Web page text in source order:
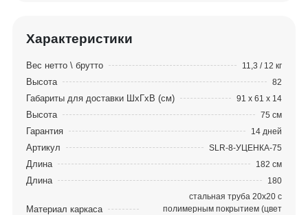
Характеристики
Вес нетто \ брутто 11,3 / 12 кг
Высота 82
Габариты для доставки ШхГхВ (см) 91 x 61 x 14
Высота 75 см
Гарантия 14 дней
Артикул SLR-8-УЦЕНКА-75
Длина 182 см
Длина 180
Материал каркаса
стальная труба 20х20 с
полимерным покрытием (цвет